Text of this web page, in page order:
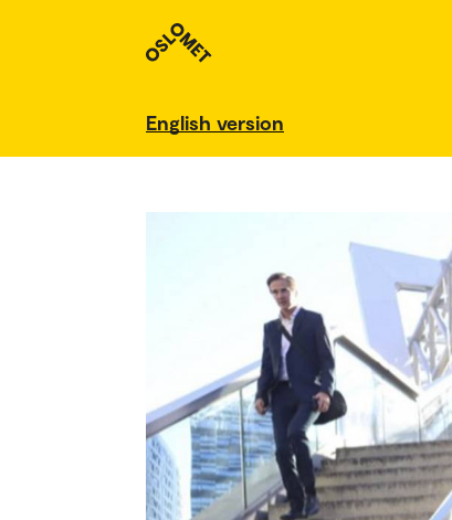
English version